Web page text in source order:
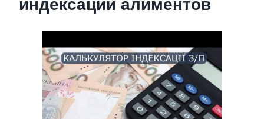
индексации алиментов